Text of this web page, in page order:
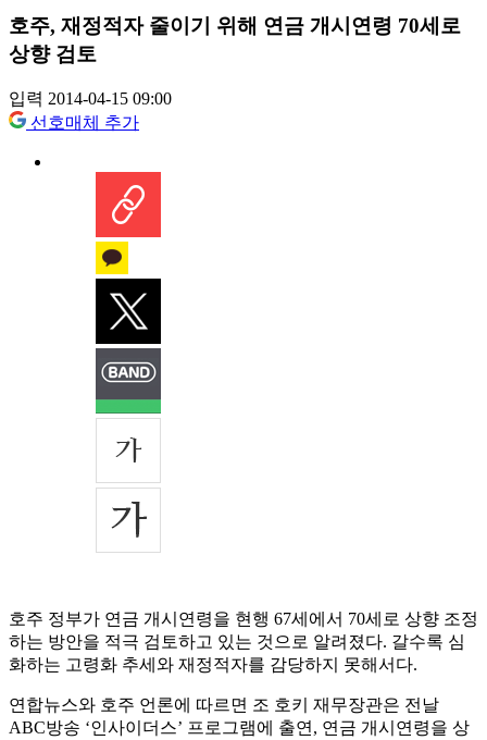
호주, 재정적자 줄이기 위해 연금 개시연령 70세로
상향 검토
입력 2014-04-15 09:00
선호매체 추가
호주 정부가 연금 개시연령을 현행 67세에서 70세로 상향 조정
하는 방안을 적극 검토하고 있는 것으로 알려졌다. 갈수록 심
화하는 고령화 추세와 재정적자를 감당하지 못해서다.
연합뉴스와 호주 언론에 따르면 조 호키 재무장관은 전날
ABC방송 ‘인사이더스’ 프로그램에 출연, 연금 개시연령을 상